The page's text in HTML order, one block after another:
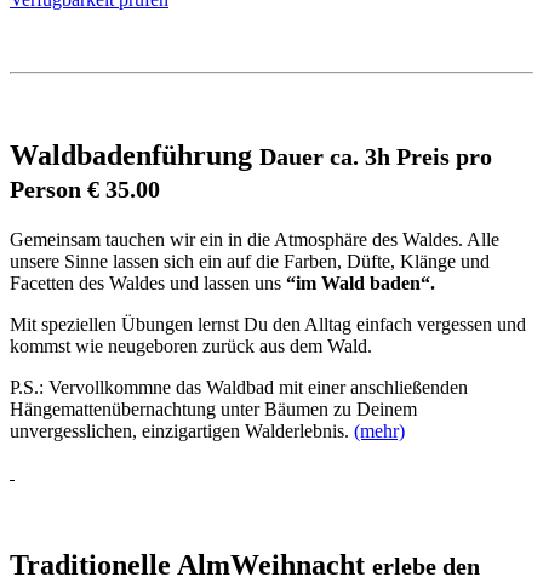
Waldbadenführung Dauer ca. 3h Preis pro
Person € 35.00
Gemeinsam tauchen wir ein in die Atmosphäre des Waldes. Alle
unsere Sinne lassen sich ein auf die Farben, Düfte, Klänge und
Facetten des Waldes und lassen uns “im Wald baden“.
Mit speziellen Übungen lernst Du den Alltag einfach vergessen und
kommst wie neugeboren zurück aus dem Wald.
P.S.: Vervollkommne das Waldbad mit einer anschließenden
Hängemattenübernachtung unter Bäumen zu Deinem
unvergesslichen, einzigartigen Walderlebnis. (mehr)
Traditionelle AlmWeihnacht erlebe den